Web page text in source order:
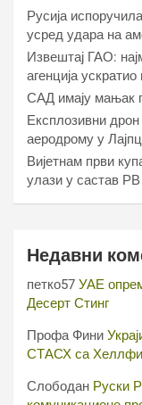
Русија
усред удара на
Извештај ГАО:
агенција
САД имају мањак
Експлозивни дрон
аеродрому у
Вијетнам први
улази у састав РВ
Недавни
петко57 УАЕ
Десерт Стинг
Профа Фини
СТАСХ са
Слободан Руски